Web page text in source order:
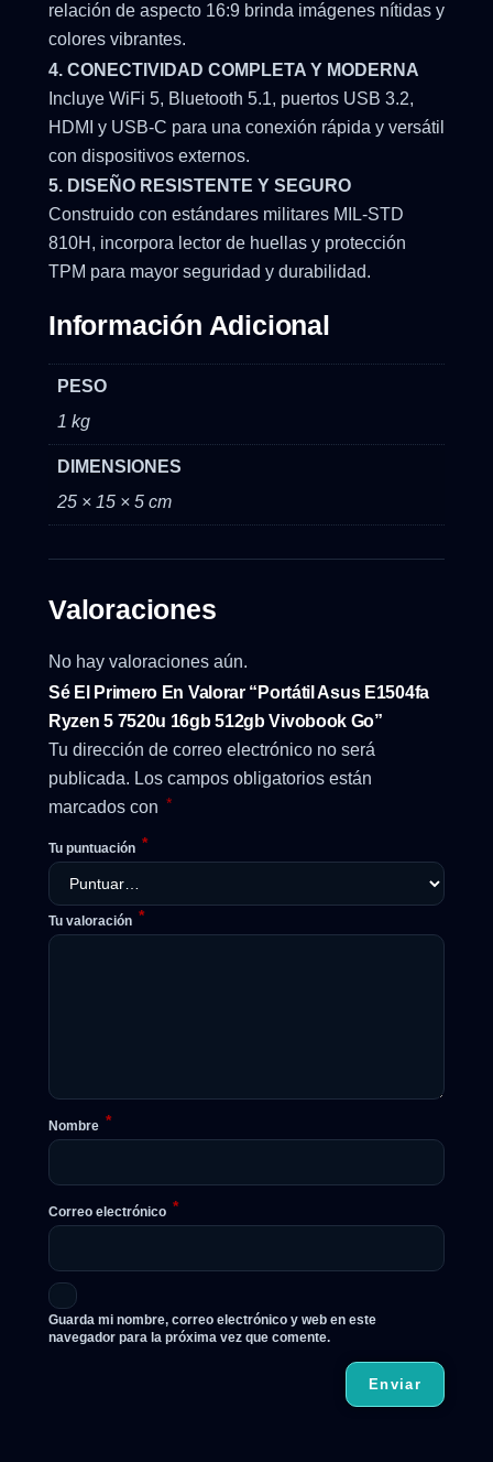
relación de aspecto 16:9 brinda imágenes nítidas y
colores vibrantes.
4. CONECTIVIDAD COMPLETA Y MODERNA
Incluye WiFi 5, Bluetooth 5.1, puertos USB 3.2,
HDMI y USB-C para una conexión rápida y versátil
con dispositivos externos.
5. DISEÑO RESISTENTE Y SEGURO
Construido con estándares militares MIL-STD
810H, incorpora lector de huellas y protección
TPM para mayor seguridad y durabilidad.
Información Adicional
PESO
1 kg
DIMENSIONES
25 × 15 × 5 cm
Valoraciones
No hay valoraciones aún.
Sé El Primero En Valorar “Portátil Asus E1504fa
Ryzen 5 7520u 16gb 512gb Vivobook Go”
Tu dirección de correo electrónico no será
publicada. Los campos obligatorios están
marcados con *
Tu puntuación *
Tu valoración *
Nombre *
Correo electrónico *
Guarda mi nombre, correo electrónico y web en este
navegador para la próxima vez que comente.